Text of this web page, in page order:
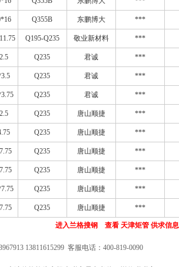
Q355B 东鹏博大 ***
Q195-Q235 敬业新材料 ***
Q235 君诚 ***
Q235 君诚 ***
Q235 君诚 ***
Q235 唐山顺捷 ***
Q235 唐山顺捷 ***
Q235 唐山顺捷 ***
Q235 唐山顺捷 ***
Q235 唐山顺捷 ***
Q235 唐山顺捷 ***
进入兰格搜钢 查看 天津矩管 供求信息
13811615299 客服电话：400-819-0090